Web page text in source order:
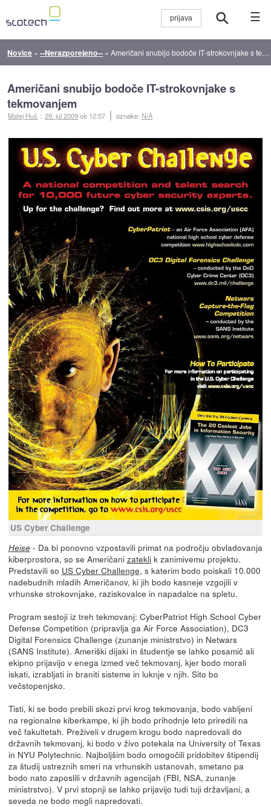
☰
Novice »--Nerazporejeno-- »Američani snubijo bodoče IT-strokovnjake s tekmovanjem
Američani snubijo bodoče IT-strokovnjake s
tekmovanjem
Matej Huš ::29. jul 2009ob 12:57 oznake: N/A
US Cyber Challenge
Heise- Da bi ponovno vzpostavili primat na področju obvladovanja
kiberprostora, so se Američani zateklik zanimivemu projektu.
Predstavili so US Cyber Challenge, s katerim bodo poiskali 10.000
nadebudnih mladih Američanov, ki jih bodo kasneje vzgojili v
vrhunske strokovnjake, raziskovalce in napadalce na spletu.
Program sestoji iz treh tekmovanj: CyberPatriot High School Cyber
Defense Competition (pripravlja ga Air Force Association), DC3
Digital Forensics Challenge (zunanje ministrstvo) in Netwars
(SANS Institute). Ameriški dijaki in študentje se lahko posamič ali
ekipno prijavijo v enega izmed več tekmovanj, kjer bodo morali
iskati, izrabljati in braniti sisteme in luknje v njih. Sito bo
večstopenjsko.
Tisti, ki se bodo prebili skozi prvi krog tekmovanja, bodo vabljeni
na regionalne kiberkampe, ki jih bodo prihodnje leto priredili na
več fakultetah. Preživeli v drugem krogu bodo napredovali do
državnih tekmovanj, ki bodo v živo potekala na University of Texas
in NYU Polytechnic. Najboljšim bodo omogočili pridobitev štipendij
za študij ustreznih smeri na vrhunskih ustanovah, smetano pa
bodo nato zaposlili v državnih agencijah (FBI, NSA, zunanje
ministrstvo). V prvi stopnji se lahko prijavijo tudi tuji državljani, a
seveda ne bodo mogli napredovati.